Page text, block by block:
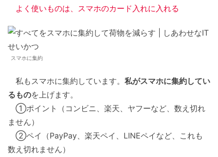
よく使いものは、スマホのカード入れに入れる
スマホに集約
私もスマホに集約しています。 私がスマホに集約してい
るものを上げます。
①ポイント（コンビニ、楽天、ヤフーなど、数え切れ
ません）
②ペイ（PayPay、楽天ペイ、LINEペイなど、これも
数え切れません）